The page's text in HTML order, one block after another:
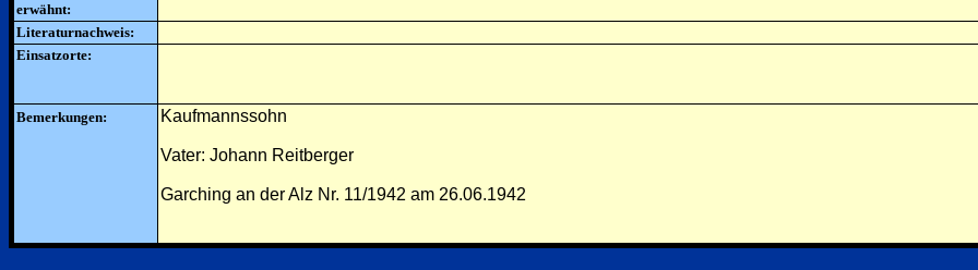
erwähnt:
Literaturnachweis:
Einsatzorte:
Bemerkungen: Kaufmannssohn
Vater: Johann Reitberger
Garching an der Alz Nr. 11/1942 am 26.06.1942